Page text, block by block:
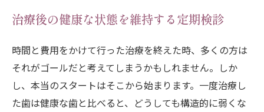
治療後の健康な状態を維持する定期検診
時間と費用をかけて行った治療を終えた時、多くの方は
それがゴールだと考えてしまうかもしれません。しか
し、本当のスタートはそこから始まります。一度治療し
た歯は健康な歯と比べると、どうしても構造的に弱くな